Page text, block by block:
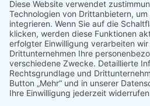
Informationsfalter
Informativ
Otternet
natur & land
Presse
ÜBER UNS